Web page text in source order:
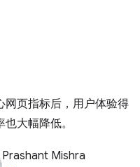
网页指标后，用户体验得
大幅降低。
Prashant Mishra